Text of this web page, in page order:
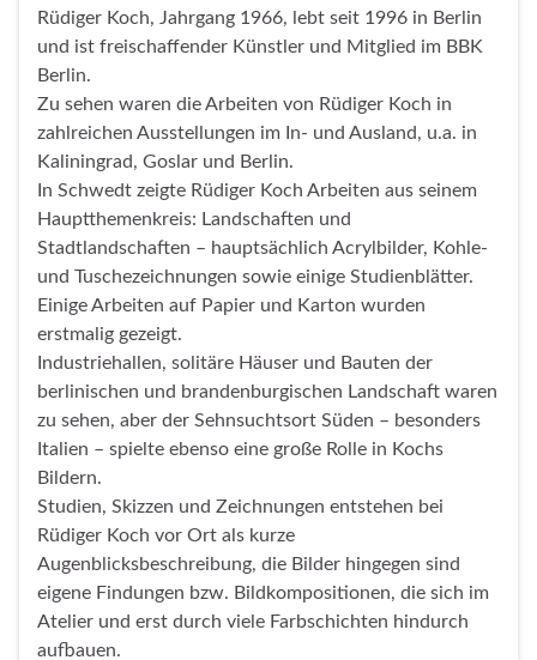
Rüdiger Koch, Jahrgang 1966, lebt seit 1996 in Berlin
und ist freischaffender Künstler und Mitglied im BBK
Berlin.
Zu sehen waren die Arbeiten von Rüdiger Koch in
zahlreichen Ausstellungen im In- und Ausland, u.a. in
Kaliningrad, Goslar und Berlin.
In Schwedt zeigte Rüdiger Koch Arbeiten aus seinem
Hauptthemenkreis: Landschaften und
Stadtlandschaften – hauptsächlich Acrylbilder, Kohle-
und Tuschezeichnungen sowie einige Studienblätter.
Einige Arbeiten auf Papier und Karton wurden
erstmalig gezeigt.
Industriehallen, solitäre Häuser und Bauten der
berlinischen und brandenburgischen Landschaft waren
zu sehen, aber der Sehnsuchtsort Süden – besonders
Italien – spielte ebenso eine große Rolle in Kochs
Bildern.
Studien, Skizzen und Zeichnungen entstehen bei
Rüdiger Koch vor Ort als kurze
Augenblicksbeschreibung, die Bilder hingegen sind
eigene Findungen bzw. Bildkompositionen, die sich im
Atelier und erst durch viele Farbschichten hindurch
aufbauen.